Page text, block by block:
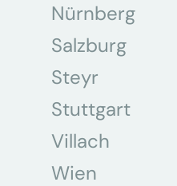
Nürnberg
Salzburg
Steyr
Stuttgart
Villach
Wien